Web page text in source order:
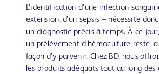
L’identification d’une infection
extension, d’un sepsis – nécessite
un diagnostic précis à temps. À ce jour,
un prélèvement d’hémoculture reste
façon d’y parvenir. Chez BD, nous
les produits adéquats tout au long des